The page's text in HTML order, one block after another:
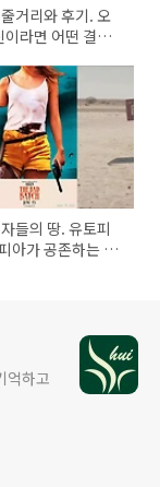
거리와 후기. 오
이라면 어떤 결말
들의 땅. 유토피
아가 공존하는 황
억하고